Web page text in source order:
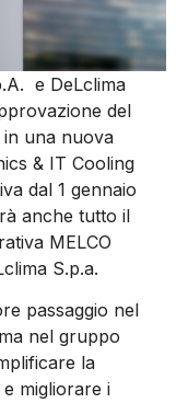
e DeLclima
del
una nuova
& IT Cooling
dal 1 gennaio
anche tutto il
MELCO
S.p.a.
passaggio nel
nel gruppo
la
migliorare i